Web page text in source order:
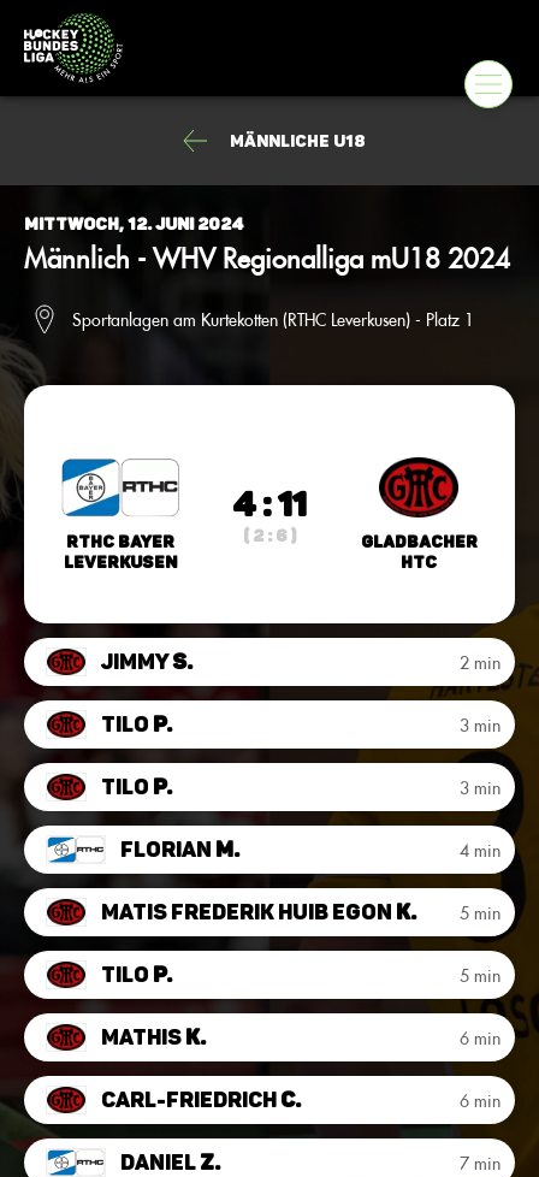
männliche U18
Mittwoch, 12. Juni 2024
Männlich - WHV Regionalliga mU18 2024
Sportanlagen am Kurtekotten (RTHC Leverkusen) - Platz 1
RTHC Bayer
Leverkusen
4 : 11
( 2 : 6 )
Gladbacher
HTC
JimmyS. 2 min
Tilo P. 3 min
Tilo P. 3 min
Florian M. 4 min
Matis Frederik Huib Egon K. 5 min
Tilo P. 5 min
MathisK. 6 min
Carl-FriedrichC. 6 min
DanielZ. 7 min